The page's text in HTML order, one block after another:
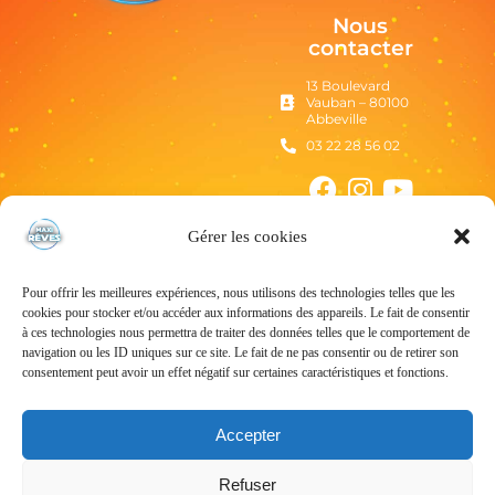
Gérer les cookies
Pour offrir les meilleures expériences, nous utilisons des technologies telles que les
cookies pour stocker et/ou accéder aux informations des appareils. Le fait de consentir
à ces technologies nous permettra de traiter des données telles que le comportement de
navigation ou les ID uniques sur ce site. Le fait de ne pas consentir ou de retirer son
consentement peut avoir un effet négatif sur certaines caractéristiques et fonctions.
Accepter
Refuser
Nous
contacter
13 Boulevard
Vauban – 80100
Abbeville
03 22 28 56 02